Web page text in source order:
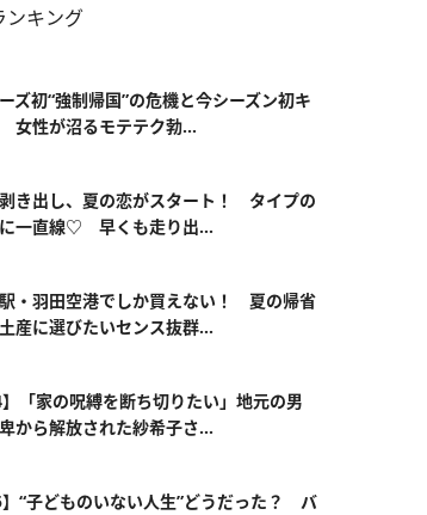
ンキング
ズ初“強制帰国”の危機と今シーズン初キ
女性が沼るモテテク勃...
き出し、夏の恋がスタート！ タイプの
一直線♡ 早くも走り出...
・羽田空港でしか買えない！ 夏の帰省
産に選びたいセンス抜群...
】「家の呪縛を断ち切りたい」地元の男
から解放された紗希子さ...
】“子どものいない人生”どうだった？ バ